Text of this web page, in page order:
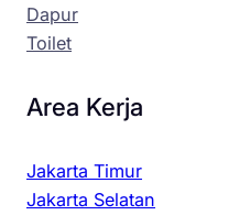
Dapur
Toilet
Area Kerja
Jakarta Timur
Jakarta Selatan